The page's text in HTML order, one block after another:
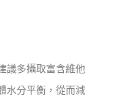
議多攝取富含維他
水分平衡，從而減